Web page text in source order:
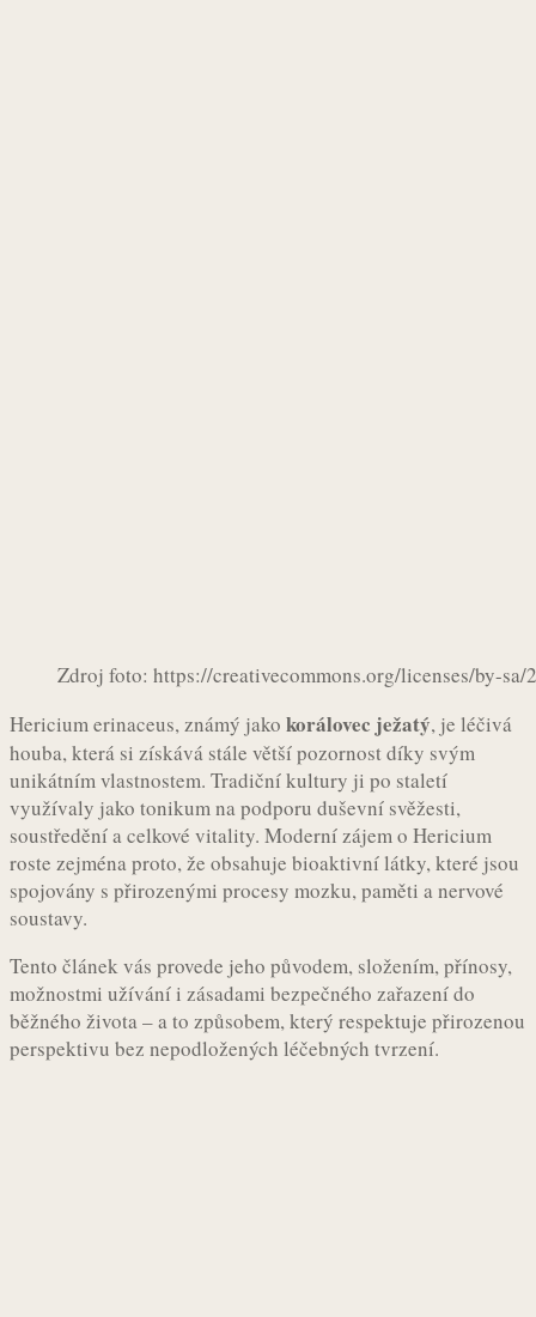
Zdroj foto: https://creativecommons.org/licenses/by-
Hericium erinaceus, známý jako korálovec ježatý, je léčivá
houba, která si získává stále větší pozornost díky svým
unikátním vlastnostem. Tradiční kultury ji po staletí
využívaly jako tonikum na podporu duševní svěžesti,
soustředění a celkové vitality. Moderní zájem o Hericium
roste zejména proto, že obsahuje bioaktivní látky, které jsou
spojovány s přirozenými procesy mozku, paměti a nervové
soustavy.
Tento článek vás provede jeho původem, složením, přínosy,
možnostmi užívání i zásadami bezpečného zařazení do
běžného života – a to způsobem, který respektuje přirozenou
perspektivu bez nepodložených léčebných tvrzení.